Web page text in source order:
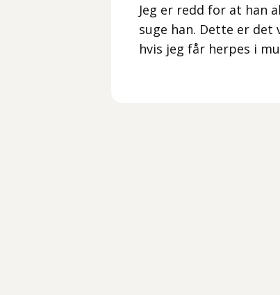
Jeg er redd for at han
suge han. Dette er
hvis jeg får herpes i